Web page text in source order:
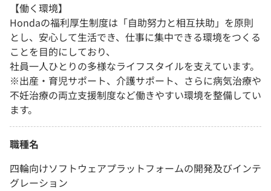
【働く環境】
Hondaの福利厚生制度は「自助努力と相互扶助」を原則
とし、安心して生活でき、仕事に集中できる環境をつくる
ことを目的にしており、
社員一人ひとりの多様なライフスタイルを支えています。
※出産・育児サポート、介護サポート、さらに病気治療や
不妊治療の両立支援制度など働きやすい環境を整備してい
ます。
職種名
四輪向けソフトウェアプラットフォームの開発及びインテ
グレーション